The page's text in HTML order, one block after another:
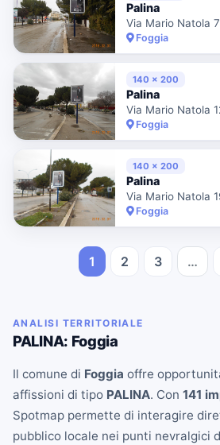
Palina
Via Mario Natola 7
Foggia
140 x 200
Palina
Via Mario Natola
Foggia
140 x 200
Palina
Via Mario Natola
Foggia
1 2 3 …
ANALISI TERRITORIALE
PALINA: Foggia
Il comune di Foggia offre
affissioni di tipo PALINA. Con 141
Spotmap permette di interagire
pubblico locale nei punti nevralgici